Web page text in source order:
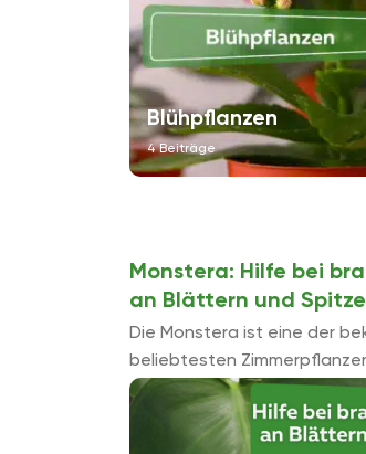
Blühpflanzen
4 Beiträge
Monstera: Hilfe bei
an Blättern und
Die Monstera ist eine der
beliebtesten
vier Wände. Doch woran
den großen Blättern der